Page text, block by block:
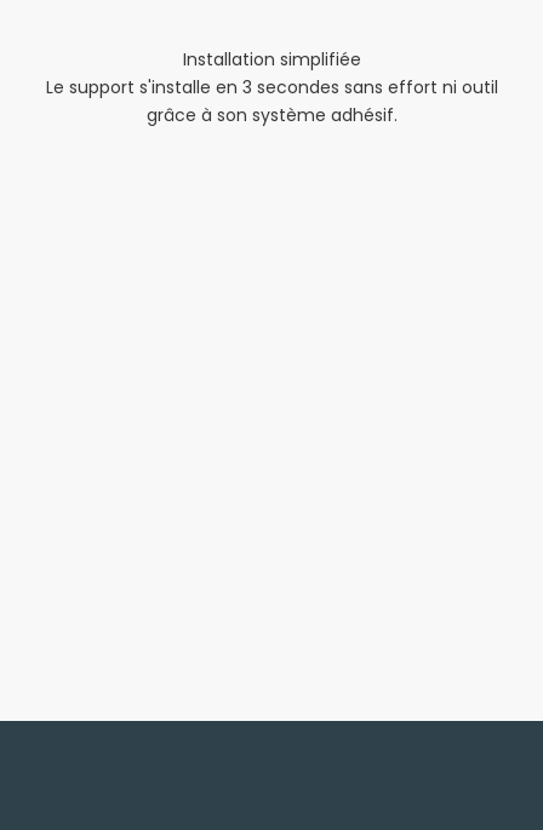
Installation simplifiée
Le support s'installe en 3 secondes sans effort ni outil
grâce à son système adhésif.